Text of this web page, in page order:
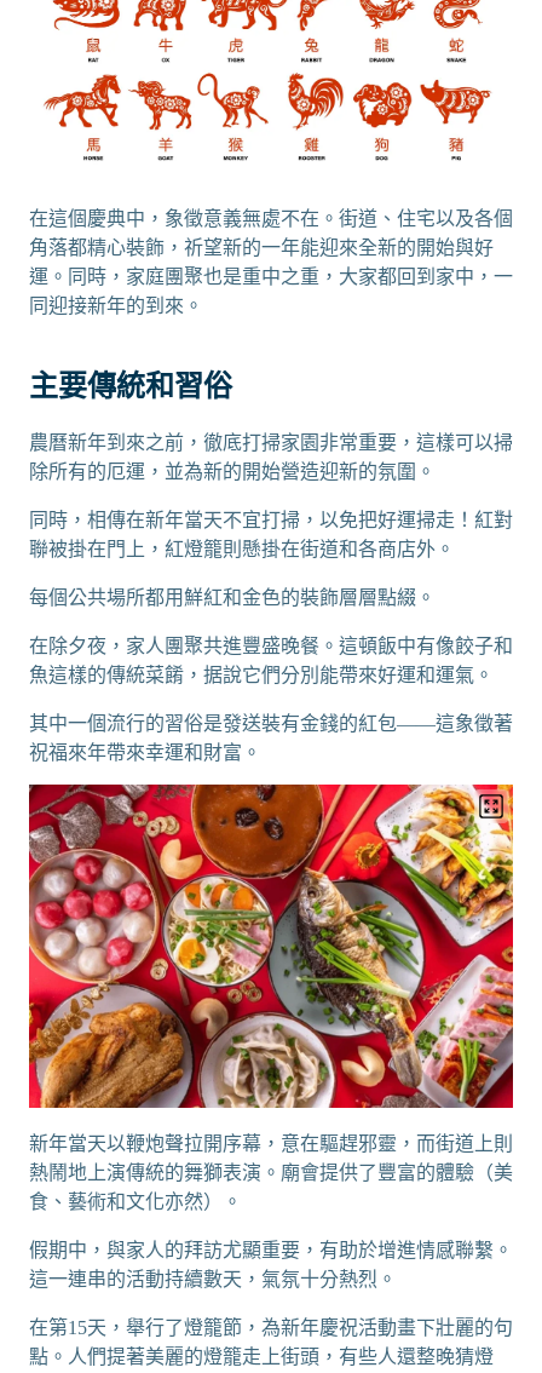
在這個慶典中，象徵意義無處不在。街道、住宅以及各個
角落都精心裝飾，祈望新的一年能迎來全新的開始與好
運。同時，家庭團聚也是重中之重，大家都回到家中，一
同迎接新年的到來。
主要傳統和習俗
農曆新年到來之前，徹底打掃家園非常重要，這樣可以掃
除所有的厄運，並為新的開始營造迎新的氛圍。
同時，相傳在新年當天不宜打掃，以免把好運掃走！紅對
聯被掛在門上，紅燈籠則懸掛在街道和各商店外。
每個公共場所都用鮮紅和金色的裝飾層層點綴。
在除夕夜，家人團聚共進豐盛晚餐。這頓飯中有像餃子和
魚這樣的傳統菜餚，据說它們分別能帶來好運和運氣。
其中一個流行的習俗是發送裝有金錢的紅包——這象徵著
祝福來年帶來幸運和財富。
新年當天以鞭炮聲拉開序幕，意在驅趕邪靈，而街道上則
熱鬧地上演傳統的舞獅表演。廟會提供了豐富的體驗（美
食、藝術和文化亦然）。
假期中，與家人的拜訪尤顯重要，有助於增進情感聯繫。
這一連串的活動持續數天，氣氛十分熱烈。
在第15天，舉行了燈籠節，為新年慶祝活動畫下壯麗的句
點。人們提著美麗的燈籠走上街頭，有些人還整晚猜燈